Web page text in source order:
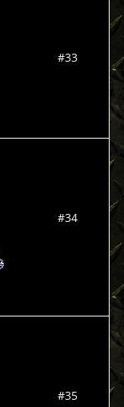
#33
#34
#35